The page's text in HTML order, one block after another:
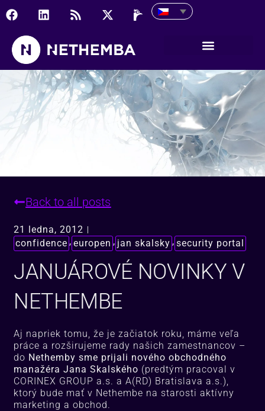
Januárové novinky v
Back to all posts
21 ledna, 2012
confidence ,europen ,jan skalsky ,security portal
JANUÁROVÉ NOVINKY V
NETHEMBE
Aj napriek tomu, že je začiatok roku, máme veľa
práce a rozširujeme rady našich zamestnancov –
do Nethemby sme prijali nového obchodného
manažéra Jana Skalského (predtým pracoval v
CORINEX GROUP a.s. a A(RD) Bratislava a.s.),
ktorý bude mať v Nethembe na starosti aktívny
marketing a obchod.